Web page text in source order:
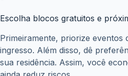
Escolha blocos gratuitos e
Primeiramente, priorize eventos
ingresso. Além disso, dê
sua residência. Assim, você